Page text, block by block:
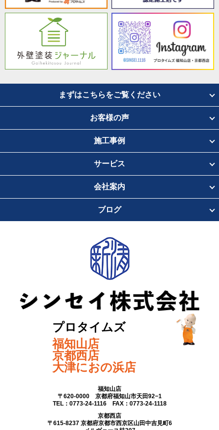
まずはこちらをご覧ください
お客様の声
施工事例
サービス
会社案内
ブログ
プロタイムズ
福知山店
京都西店
大津におの浜店
福知山店
〒620-0000 京都府福知山市天田92−1
TEL：0773-24-1116 FAX：0773-24-1118
京都西店
〒615-8237 京都府京都市西京区山田中吉見町6